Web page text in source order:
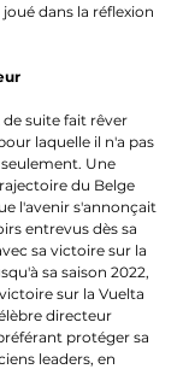
dans la réflexion
suite fait rêver
laquelle il n'a pas
seulement. Une
du Belge
l'avenir s'annonçait
entrevus dès sa
sa victoire sur la
sa saison 2022,
sur la Vuelta
directeur
protéger sa
leaders, en